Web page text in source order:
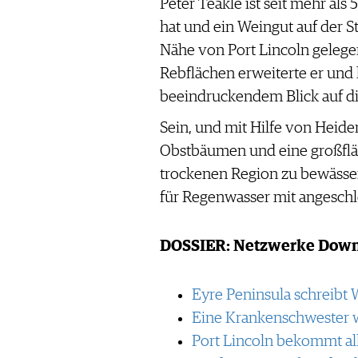
Peter Teakle ist seit mehr
hat und ein Weingut auf der
Nähe von Port Lincoln
Rebflächen erweiterte er
beeindruckendem Blick auf
Sein, und mit Hilfe von
Obstbäumen und eine
trockenen Region zu
für Regenwasser mit
DOSSIER: Netzwerke
Eyre Peninsula schreibt
Eine Krankenschwester
Port Lincoln bekommt